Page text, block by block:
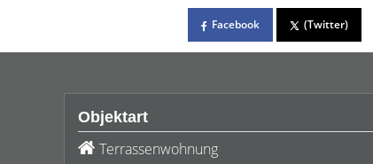
Facebook (Twitter)
Objektart
Terrassenwohnung